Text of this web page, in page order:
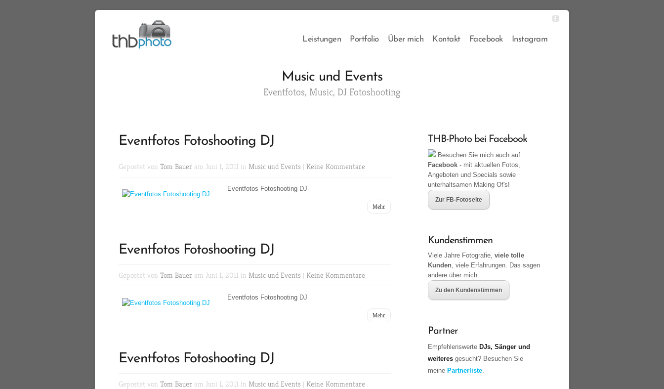
Leistungen Portfolio Über mich Kontakt Facebook Instagram
Music und Events
Eventfotos, Music, DJ Fotoshooting
Eventfotos Fotoshooting DJ
Gepostet von Tom Bauer am Juni 1, 2011 in Music und Events | Keine Kommentare
Eventfotos Fotoshooting DJ
Mehr
Eventfotos Fotoshooting DJ
Gepostet von Tom Bauer am Juni 1, 2011 in Music und Events | Keine Kommentare
Eventfotos Fotoshooting DJ
Mehr
Eventfotos Fotoshooting DJ
Gepostet von Tom Bauer am Juni 1, 2011 in Music und Events | Keine Kommentare
THB-Photo bei Facebook
Besuchen Sie mich auch auf
Facebook - mit aktuellen Fotos,
Angeboten und Specials sowie
unterhaltsamen Making Of's!
Zur FB-Fotoseite
Kundenstimmen
Viele Jahre Fotografie, viele tolle
Kunden, viele Erfahrungen. Das sagen
andere über mich:
Zu den Kundenstimmen
Partner
Empfehlenswerte DJs, Sänger und
weiteres gesucht? Besuchen Sie
meine Partnerliste.